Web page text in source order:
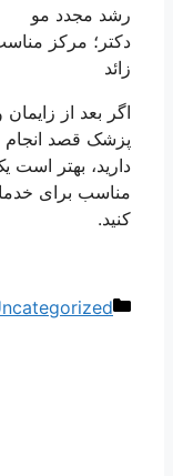
رشد مجدد مو
دکتر؛ مرکز
زائد
اگر بعد از زایمان
پزشک قصد انجام
دارید، بهتر است
مناسب برای
کنید.
دسته‌ها